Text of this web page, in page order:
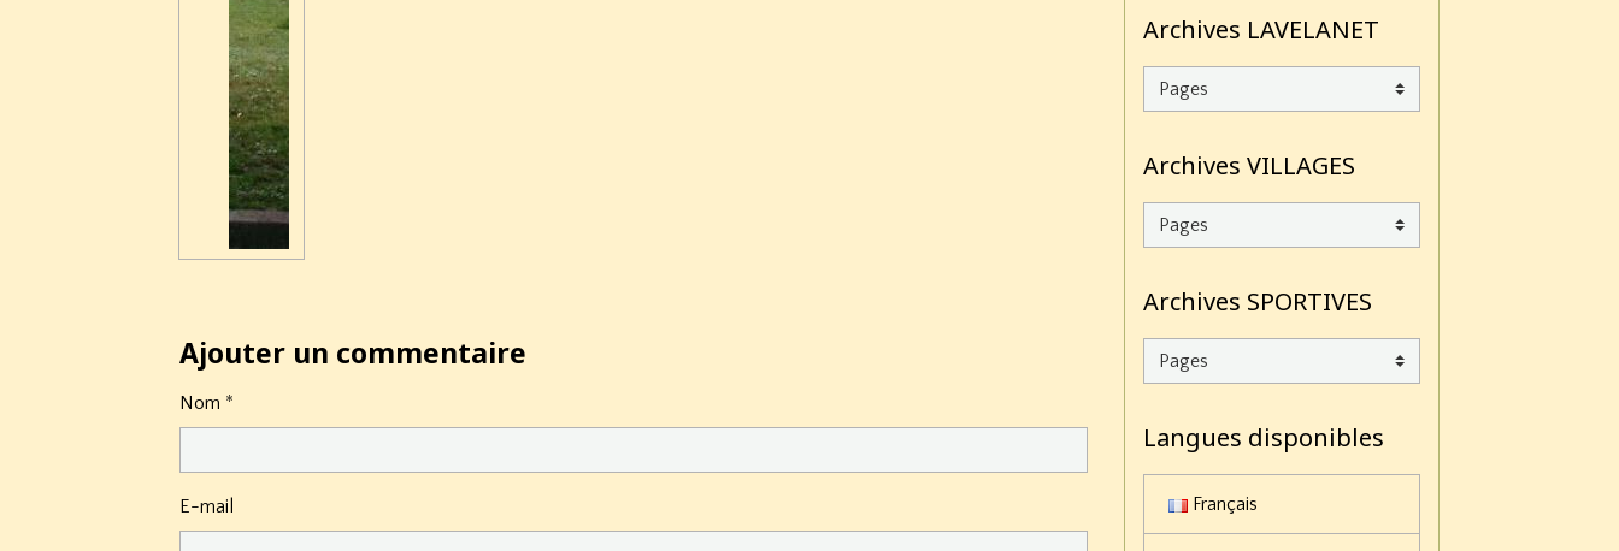
Ajouter un commentaire
Nom
E-mail
Archives LAVELANET
Archives VILLAGES
Archives SPORTIVES
Langues disponibles
Français